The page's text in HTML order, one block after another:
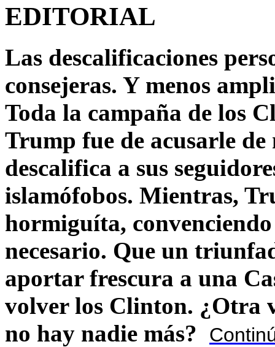
EDITORIAL
Las descalificaciones
consejeras. Y menos
Toda la campaña de los
Trump fue de acusarle
descalifica a sus
islamófobos. Mientras,
hormiguíta,
necesario. Que un
aportar frescura a una
volver los Clinton. ¿Otra
no hay nadie más?